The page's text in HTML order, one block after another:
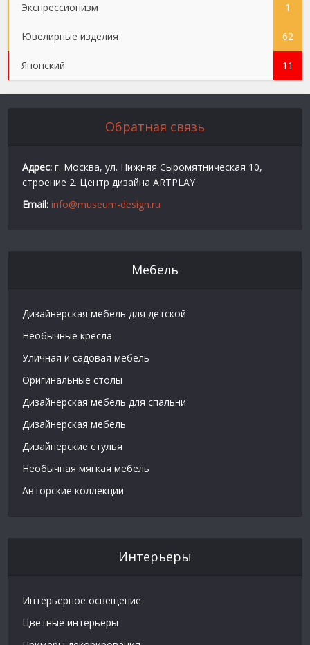
Экспрессионизм 1
Ювелирные изделия 62
Японский 11
Обратная связь
Адрес: г. Москва, ул. Нижняя Сыромятническая 10,
строение 2. Центр дизайна ARTPLAY
Email: info@museum-design.ru
Мебель
Дизайнерская мебель для детской
Необычные кресла
Уличная и садовая мебель
Оригинальные столы
Дизайнерская мебель для спальни
Дизайнерская мебель
Дизайнерские стулья
Необычная мягкая мебель
Авторские коллекции
Интерьеры
Интерьерное освещение
Цветные интерьеры